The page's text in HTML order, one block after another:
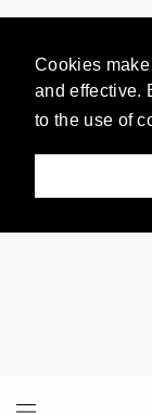
Cookies
and effective.
to the use of